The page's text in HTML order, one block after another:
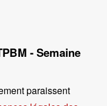
- Semaine
paraissent